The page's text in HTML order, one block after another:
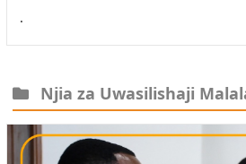
.
Njia za Uwasilishaji